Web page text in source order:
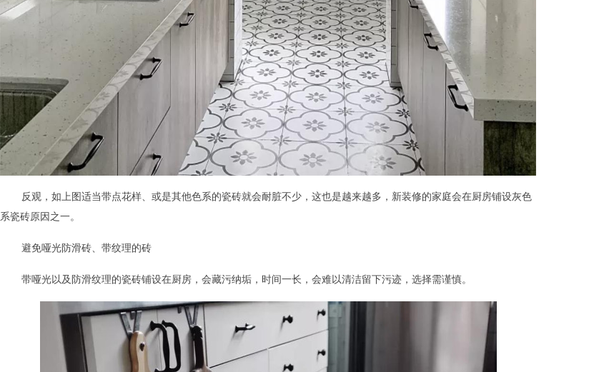
反观，如上图适当带点花样、或是其他色系的瓷砖就会耐脏不少，这也是越来越多，新装修的家庭会在厨房铺设灰色
系瓷砖原因之一。
避免哑光防滑砖、带纹理的砖
带哑光以及防滑纹理的瓷砖铺设在厨房，会藏污纳垢，时间一长，会难以清洁留下污迹，选择需谨慎。